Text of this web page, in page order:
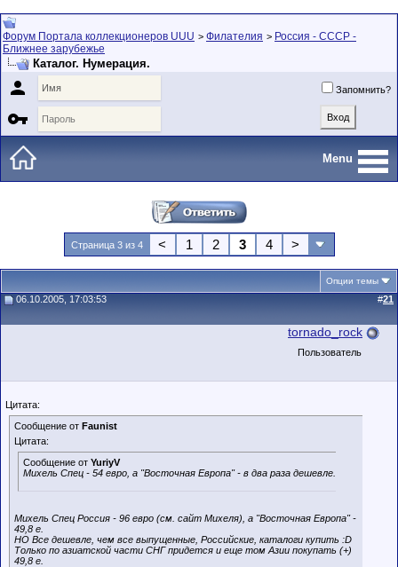
Форум Портала коллекционеров UUU > Филателия > Россия - СССР -
Ближнее зарубежье
Каталог. Нумерация.
 Запомнить?

Menu
Страница 3 из 4 < 1 2 3 4 >
Опции темы
06.10.2005, 17:03:53 #21
tornado_rock
Пользователь
Цитата:
Сообщение от Faunist
Цитата:
Сообщение от YuriyV
Михель Спец - 54 евро, а "Восточная Европа" - в два раза дешевле.
Михель Спец Россия - 96 евро (см. сайт Михеля), а "Восточная Европа" -
49,8 е.
НО Все дешевле, чем все выпущенные, Российские, каталоги купить :D
Только по азиатской части СНГ придется и еще том Азии покупать (+)
49,8 е.